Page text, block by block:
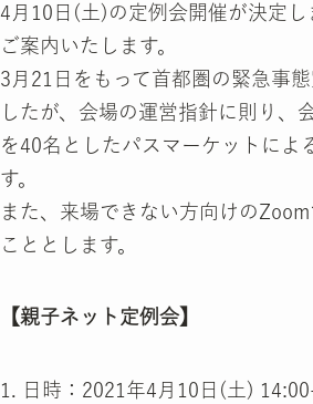
4月10日(土)の定例会開催が決定し
ご案内いたします。
3月21日をもって首都圏の緊急事
したが、会場の運営指針に則り、
を40名としたパスマーケットによ
す。
また、来場できない方向けの
こととします。
【親子ネット定例会】
1. 日時：2021年4月10日(土)